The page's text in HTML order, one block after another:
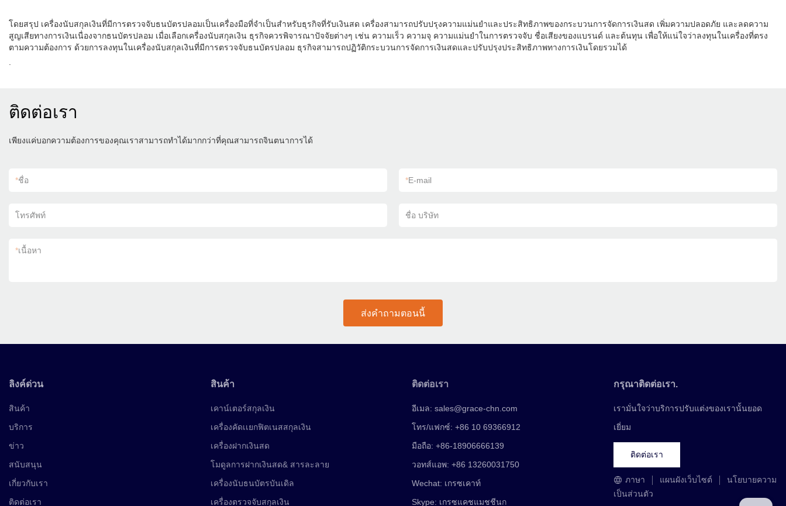
โดยสรุป เครื่องนับสกุลเงินที่มีการตรวจจับธนบัตรปลอมเป็นเครื่องมือที่จำเป็นสำหรับธุรกิจที่รับเงินสด เครื่องสามารถปรับปรุงความแม่นยำและประสิทธิภาพของกระบวนการจัดการเงินสด เพิ่มความปลอดภัย และลดความ
สูญเสียทางการเงินเนื่องจากธนบัตรปลอม เมื่อเลือกเครื่องนับสกุลเงิน ธุรกิจควรพิจารณาปัจจัยต่างๆ เช่น ความเร็ว ความจุ ความแม่นยำในการตรวจจับ ชื่อเสียงของแบรนด์ และต้นทุน เพื่อให้แน่ใจว่าลงทุนในเครื่องที่ตรง
ตามความต้องการ ด้วยการลงทุนในเครื่องนับสกุลเงินที่มีการตรวจจับธนบัตรปลอม ธุรกิจสามารถปฏิวัติกระบวนการจัดการเงินสดและปรับปรุงประสิทธิภาพทางการเงินโดยรวมได้
ติดต่อเรา
เพียงแค่บอกความต้องการของคุณเราสามารถทำได้มากกว่าที่คุณสามารถจินตนาการได้
*ชื่อ *E-mail
โทรศัพท์ ชื่อ บริษัท
*เนื้อหา
ส่งคำถามตอนนี้
ลิงค์ด่วน
สินค้า
บริการ
ข่าว
สนับสนุน
เกี่ยวกับเรา
ติดต่อเรา
สินค้า
เคาน์เตอร์สกุลเงิน
เครื่องคัดเเยกฟิตเนสสกุลเงิน
เครื่องฝากเงินสด
โมดูลการฝากเงินสด& สารละลาย
เครื่องนับธนบัตรบันเดิล
เครื่องตรวจจับสกุลเงิน
ติดต่อเรา
อีเมล:sales@grace-chn.com
โทร/แฟกซ์: +86 10 69366912
มือถือ: +86-18906666139
วอทส์แอพ: +86 13260031750
Wechat: เกรซเคาท์
Skype: เกรซแคชแมชชีนก
กรุณาติดต่อเรา.
เรามั่นใจว่าบริการปรับแต่งของเรานั้นยอด
เยี่ยม
ติดต่อเรา
ภาษา แผนผังเว็บไซต์
นโยบายความ
เป็นส่วนตัว